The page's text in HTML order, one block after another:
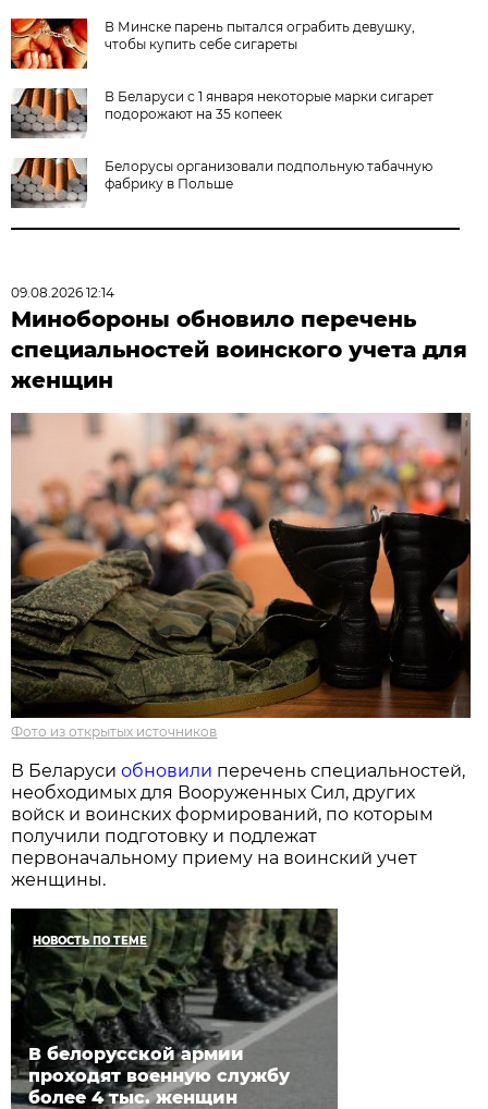
В Минске парень пытался ограбить девушку,
чтобы купить себе сигареты
В Беларуси с 1 января некоторые марки сигарет
подорожают на 35 копеек
Белорусы организовали подпольную табачную
фабрику в Польше
09.08.2026 12:14
Минобороны обновило перечень
специальностей воинского учета для
женщин
Фото из открытых источников
В Беларусиобновили перечень специальностей,
необходимых для Вооруженных Сил, других
войск и воинских формирований, по которым
получили подготовку и подлежат
первоначальному приему на воинский учет
женщины.
НОВОСТЬ ПО ТЕМЕ
В белорусской армии
проходят военную службу
более 4 тыс. женщин